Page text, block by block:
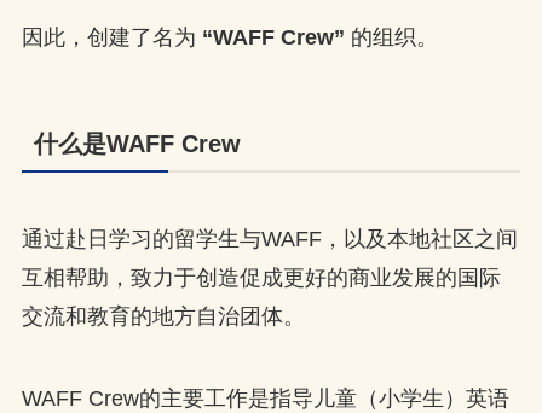
因此，创建了名为 “WAFF Crew” 的组织。
什么是WAFF Crew
通过赴日学习的留学生与WAFF，以及本地社区之间
互相帮助，致力于创造促成更好的商业发展的国际
交流和教育的地方自治团体。
WAFF Crew的主要工作是指导儿童（小学生）英语